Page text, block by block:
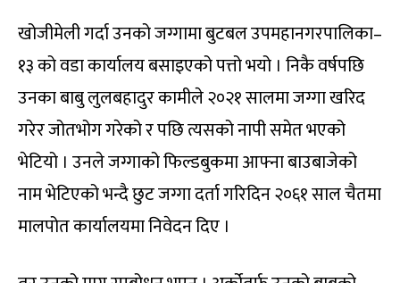
खोजीमेली गर्दा उनको जग्गामा बुटबल उपमहानगरपालिका–
१३ को वडा कार्यालय बसाइएको पत्तो भयो । निकै वर्षपछि
उनका बाबु लुलबहादुर कामीले २०२१ सालमा जग्गा खरिद
गरेर जोतभोग गरेको र पछि त्यसको नापी समेत भएको
भेटियो । उनले जग्गाको फिल्डबुकमा आफ्ना बाउबाजेको
नाम भेटिएको भन्दै छुट जग्गा दर्ता गरिदिन २०६१ साल चैतमा
मालपोत कार्यालयमा निवेदन दिए ।